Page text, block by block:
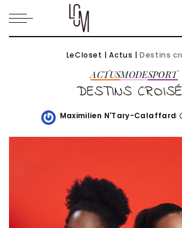
LeCloset |Actus |Destins
ACTUSMODESPORT
DESTINS
Posted
Maximilien N'Tary-Calaffard